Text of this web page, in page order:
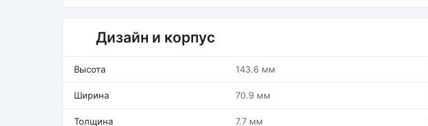
Дизайн и корпус
Высота 143.6 мм
Ширина 70.9 мм
Толщина 7.7 мм